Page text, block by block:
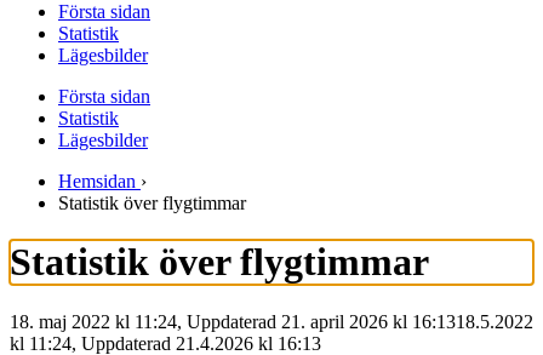
Första sidan
Statistik
Lägesbilder
Första sidan
Statistik
Lägesbilder
Hemsidan ›
Statistik över flygtimmar
Statistik över flygtimmar
18. maj 2022 kl 11:24, Uppdaterad 21. april 2026 kl 16:1318.5.2022
kl 11:24, Uppdaterad 21.4.2026 kl 16:13